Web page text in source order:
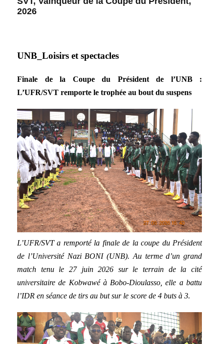
2026
UNB_Loisirs et spectacles
Finale de la Coupe du Président de l’UNB :
L’UFR/SVT remporte le trophée au bout du suspens
L’UFR/SVT a remporté la finale de la coupe du Président
de l’Université Nazi BONI (UNB). Au terme d’un grand
match tenu le 27 juin 2026 sur le terrain de la cité
universitaire de Kobwawé à Bobo-Dioulasso, elle a battu
l’IDR en séance de tirs au but sur le score de 4 buts à 3.